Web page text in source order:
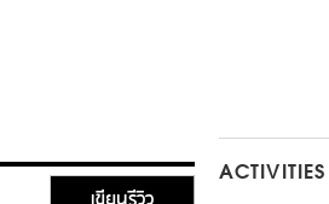
ACTIVITIES